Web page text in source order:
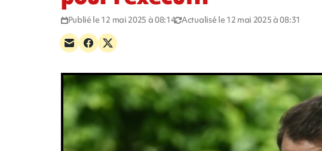
Publié le 12 mai 2025 à 08:14 Actualisé le 12 mai 2025 à 08:31